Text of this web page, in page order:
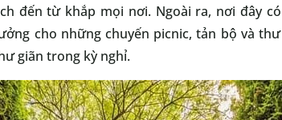
đến từ khắp mọi nơi. Ngoài ra, nơi đây
cho những chuyến picnic, tản bộ và
giãn trong kỳ nghỉ.